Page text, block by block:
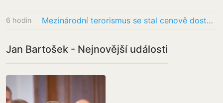
6 hodin Mezinárodní terorismus se stal cenově dostupným, varuje Bartošek
Jan Bartošek - Nejnovější události